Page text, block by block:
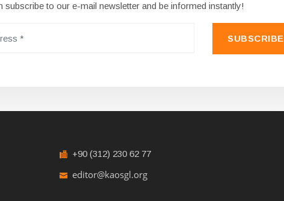
subscribe to our e-mail newsletter and be informed instantly!
SUBSCRIBE
+90 (312) 230 62 77
editor@kaosgl.org